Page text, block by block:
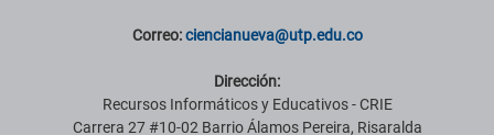
Correo:ciencianueva@utp.edu.co
Dirección:
Recursos Informáticos y Educativos - CRIE
Carrera 27 #10-02 Barrio Álamos Pereira, Risaralda